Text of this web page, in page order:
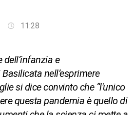
11:28
dell’infanzia e
nell’esprimere
si dice convinto che “l'unico
questa pandemia è quello di